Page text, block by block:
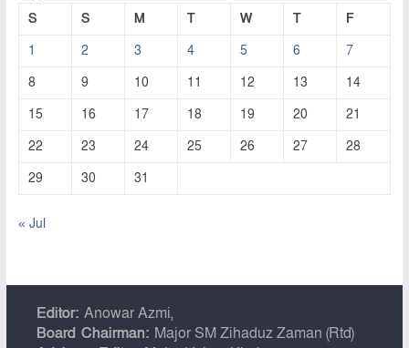
S
S M T W T
F
1
2 3 4 5 6
7
8
9 10 11 12 13
14
15
16 17 18 19 20
21
22
23 24 25 26 27
28
29
30 31
« Jul
Editor: Anowar Azmi,
Board Chairman: Major SM Zihaduz Zaman (Rtd)